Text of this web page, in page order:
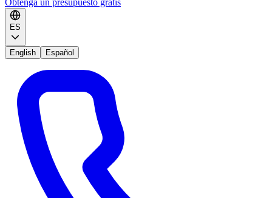
Obtenga un presupuesto gratis
ES
English Español